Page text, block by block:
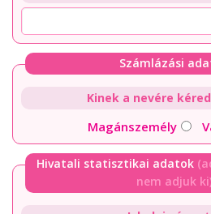
Számlázási
Kinek a nevére
Magánszemély
Hivatali statisztikai adatok
nem adjuk